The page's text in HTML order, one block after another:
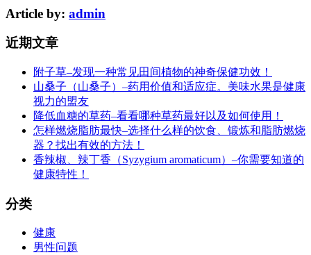
Article by: admin
近期文章
附子草–发现一种常见田间植物的神奇保健功效！
山桑子（山桑子）–药用价值和适应症。美味水果是健康
视力的盟友
降低血糖的草药–看看哪种草药最好以及如何使用！
怎样燃烧脂肪最快–选择什么样的饮食、锻炼和脂肪燃烧
器？找出有效的方法！
香辣椒、辣丁香（Syzygium aromaticum）–你需要知道的
健康特性！
分类
健康
男性问题